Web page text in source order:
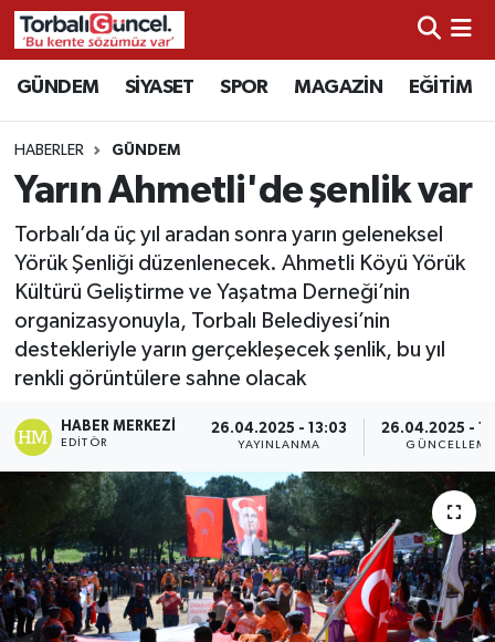
GÜNDEM SİYASET SPOR MAGAZİN EĞİTİM
HABERLER GÜNDEM
Yarın Ahmetli'de şenlik var
Torbalı’da üç yıl aradan sonra yarın geleneksel
Yörük Şenliği düzenlenecek. Ahmetli Köyü Yörük
Kültürü Geliştirme ve Yaşatma Derneği’nin
organizasyonuyla, Torbalı Belediyesi’nin
destekleriyle yarın gerçekleşecek şenlik, bu yıl
renkli görüntülere sahne olacak
HABER MERKEZI
EDITÖR
26.04.2025 - 13:03
YAYINLANMA
26.04.2025 -
GÜNCELLEME
İzmir Nöbetçi Eczaneler
İzmir Hava Durumu
İzmir Namaz Vakitleri
İzmir Trafik Yoğunluk Haritası
Süper Lig Puan Durumu ve Fikstür
Tüm Manşetler
Son Dakika Haberleri
Haber Arşivi